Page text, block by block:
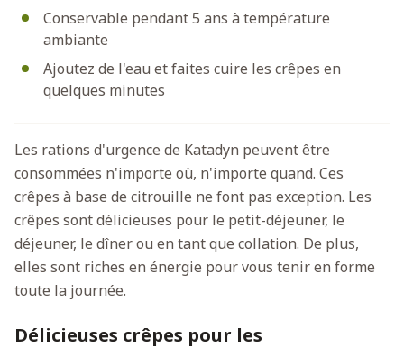
Conservable pendant 5 ans à température
ambiante
Ajoutez de l'eau et faites cuire les crêpes en
quelques minutes
Les rations d'urgence de Katadyn peuvent être
consommées n'importe où, n'importe quand. Ces
crêpes à base de citrouille ne font pas exception. Les
crêpes sont délicieuses pour le petit-déjeuner, le
déjeuner, le dîner ou en tant que collation. De plus,
elles sont riches en énergie pour vous tenir en forme
toute la journée.
Délicieuses crêpes pour les